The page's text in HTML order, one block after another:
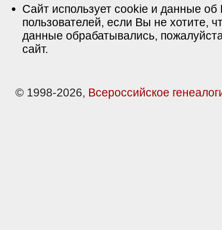
Сайт использует cookie и данные об
пользователей, если Вы не хотите,
данные обрабатывались,
сайт.
© 1998-2026, Всероссийское